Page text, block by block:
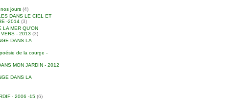
jours (4)
DANS LE CIEL ET
-2014 (3)
LA MER QU'ON
- 2013 (3)
DANS LA
de la courge -
MON JARDIN - 2012
DANS LA
- 2006 -15 (6)